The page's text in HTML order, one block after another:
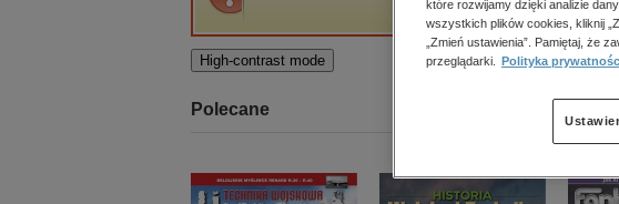
darmowe wydania
edukacja
kobiece, lifestyle, kultura
inne
popularno-
historia
zdrowie
religie
High-contrast mode
Polecane
które rozwijamy dzięki analizie
wszystkich plików cookies, kliknij
„Zmień ustawienia”. Pamiętaj, że
przeglądarki.
Polityka